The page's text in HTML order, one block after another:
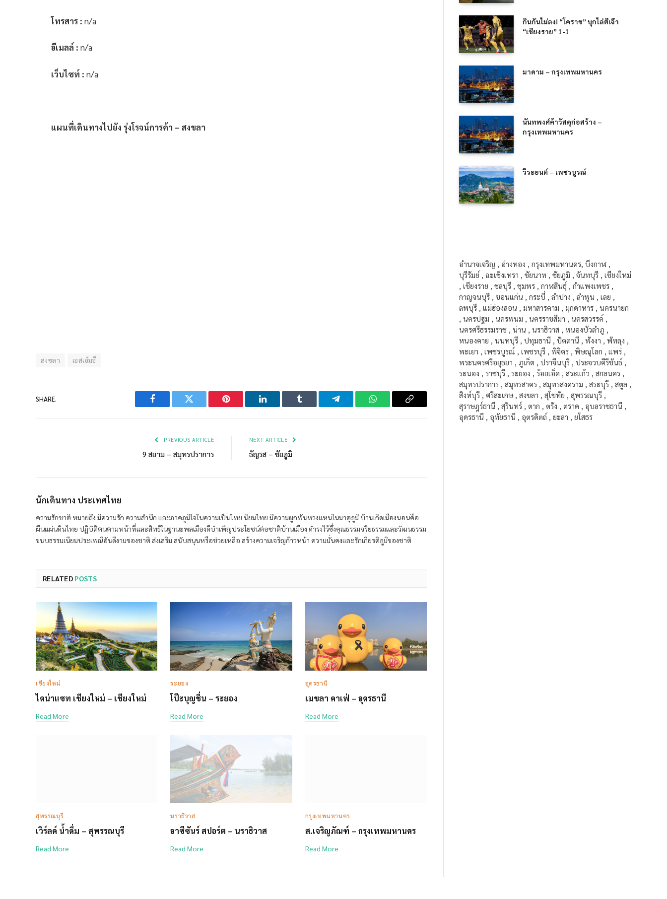
โทรสาร : n/a
อีเมลล์ : n/a
เว็บไซท์ : n/a
แผนที่เดินทางไปยัง รุ่งโรจน์การค้า – สงขลา
สงขลา เอสเอ็มอี
SHARE.
Facebook Twitter Pinterest LinkedIn Tumblr Telegram WhatsAppCopy
PREVIOUS ARTICLE
9 สยาม – สมุทรปราการ
NEXT ARTICLE
ธัญรส – ชัยภูมิ
นักเดินทาง ประเทศไทย
ความรักชาติ หมายถึง มีความรัก ความสำนึก และภาคภูมิใจในความเป็นไทย นิยมไทย มีความผูกพันหวงแหนในมาตุภูมิ บ้านเกิดเมืองนอนคือ
ผืนแผ่นดินไทย ปฏิบัติตนตามหน้าที่และสิทธิในฐานะพลเมืองดีบำเพ็ญประโยชน์ต่อชาติบ้านเมือง ดำรงไว้ซึ่งคุณธรรมจริยธรรมและวัฒนธรรม
ขนบธรรมเนียมประเพณีอันดีงามของชาติ ส่งเสริม สนับสนุนหรือช่วยเหลือ สร้างความเจริญก้าวหน้า ความมั่นคงและรักเกียรติภูมิของชาติ
RELATED POSTS
เชียงใหม่
ไดน่าแซท เชียงใหม่ – เชียงใหม่
Read More
ระยอง
โป๊ะบุญชื่น – ระยอง
Read More
อุดรธานี
เมขลา คาเฟ่ – อุดรธานี
Read More
สุพรรณบุรี
เวิร์ลค์ น้ำดื่ม – สุพรรณบุรี
Read More
นราธิวาส
อาซีซันร์ สปอร์ต – นราธิวาส
Read More
กรุงเทพมหานคร
ส.เจริญภัณฑ์ – กรุงเทพมหานคร
Read More
กินกันไม่ลง! “โคราช” บุกไล่ตีเจ๊า
“เชียงราย” 1-1
มาดาม – กรุงเทพมหานคร
นันทพงศ์ค้าวัสดุก่อสร้าง –
กรุงเทพมหานคร
วีระยนต์ – เพชรบูรณ์
อำนาจเจริญ , อ่างทอง , กรุงเทพมหานคร, บึงกาฬ ,
บุรีรัมย์ , ฉะเชิงเทรา , ชัยนาท , ชัยภูมิ , จันทบุรี , เชียงใหม่
, เชียงราย , ชลบุรี , ชุมพร , กาฬสินธุ์ , กำแพงเพชร ,
กาญจนบุรี , ขอนแก่น , กระบี่ , ลำปาง , ลำพูน , เลย ,
ลพบุรี , แม่ฮ่องสอน , มหาสารคาม , มุกดาหาร , นครนายก
, นครปฐม , นครพนม , นครราชสีมา , นครสวรรค์ ,
นครศรีธรรมราช , น่าน , นราธิวาส , หนองบัวลำภู ,
หนองคาย , นนทบุรี , ปทุมธานี , ปัตตานี , พังงา , พัทลุง ,
พะเยา , เพชรบูรณ์ , เพชรบุรี , พิจิตร , พิษณุโลก , แพร่ ,
พระนครศรีอยุธยา , ภูเก็ต , ปราจีนบุรี , ประจวบคีรีขันธ์ ,
ระนอง , ราชบุรี , ระยอง , ร้อยเอ็ด , สระแก้ว , สกลนคร ,
สมุทรปราการ , สมุทรสาคร , สมุทรสงคราม , สระบุรี , สตูล ,
สิงห์บุรี , ศรีสะเกษ , สงขลา , สุโขทัย , สุพรรณบุรี ,
สุราษฎร์ธานี , สุรินทร์ , ตาก , ตรัง , ตราด , อุบลราชธานี ,
อุดรธานี , อุทัยธานี , อุตรดิตถ์ , ยะลา , ยโสธร